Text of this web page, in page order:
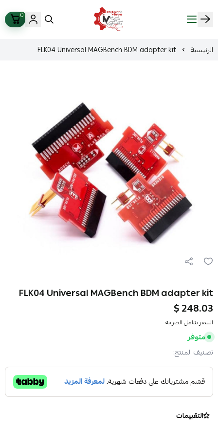
ذكاء المركبات Intelligent Vehicles
0
الرئيسية FLK04 Universal MAGBench BDM adapter kit
FLK04 Universal MAGBench BDM adapter kit
248.03 $
السعر شامل الضريبه
متوفر
تصنيف المنتج:
التقييمات